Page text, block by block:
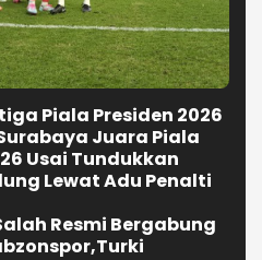
Piala Presiden 2026
Juara Piala
Usai Tundukkan
Lewat Adu Penalti
Resmi Bergabung